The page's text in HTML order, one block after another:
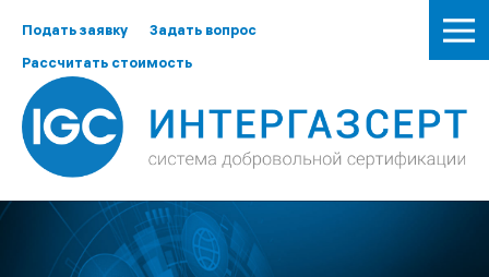
Подать заявку
Задать вопрос
Рассчитать стоимость